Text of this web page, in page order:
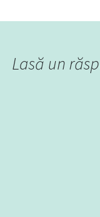
Lasă un